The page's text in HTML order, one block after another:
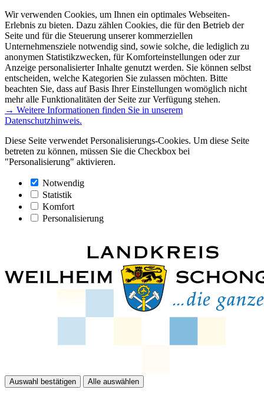
Wir verwenden Cookies, um Ihnen ein optimales Webseiten-
Erlebnis zu bieten. Dazu zählen Cookies, die für den Betrieb der
Seite und für die Steuerung unserer kommerziellen
Unternehmensziele notwendig sind, sowie solche, die lediglich zu
anonymen Statistikzwecken, für Komforteinstellungen oder zur
Anzeige personalisierter Inhalte genutzt werden. Sie können selbst
entscheiden, welche Kategorien Sie zulassen möchten. Bitte
beachten Sie, dass auf Basis Ihrer Einstellungen womöglich nicht
mehr alle Funktionalitäten der Seite zur Verfügung stehen.
→ Weitere Informationen finden Sie in unserem
Datenschutzhinweis.
Diese Seite verwendet Personalisierungs-Cookies. Um diese Seite
betreten zu können, müssen Sie die Checkbox bei
"Personalisierung" aktivieren.
Notwendig
Statistik
Komfort
Personalisierung
Auswahl bestätigen Alle auswählen